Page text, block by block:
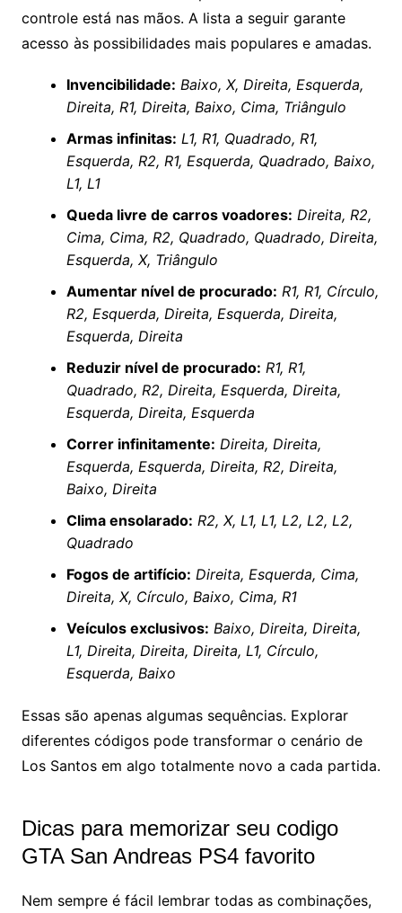
controle está nas mãos. A lista a seguir garante
acesso às possibilidades mais populares e amadas.
Invencibilidade: Baixo, X, Direita, Esquerda,
Direita, R1, Direita, Baixo, Cima, Triângulo
Armas infinitas: L1, R1, Quadrado, R1,
Esquerda, R2, R1, Esquerda, Quadrado, Baixo,
L1, L1
Queda livre de carros voadores: Direita, R2,
Cima, Cima, R2, Quadrado, Quadrado, Direita,
Esquerda, X, Triângulo
Aumentar nível de procurado: R1, R1, Círculo,
R2, Esquerda, Direita, Esquerda, Direita,
Esquerda, Direita
Reduzir nível de procurado: R1, R1,
Quadrado, R2, Direita, Esquerda, Direita,
Esquerda, Direita, Esquerda
Correr infinitamente: Direita, Direita,
Esquerda, Esquerda, Direita, R2, Direita,
Baixo, Direita
Clima ensolarado: R2, X, L1, L1, L2, L2, L2,
Quadrado
Fogos de artifício: Direita, Esquerda, Cima,
Direita, X, Círculo, Baixo, Cima, R1
Veículos exclusivos: Baixo, Direita, Direita,
L1, Direita, Direita, Direita, L1, Círculo,
Esquerda, Baixo
Essas são apenas algumas sequências. Explorar
diferentes códigos pode transformar o cenário de
Los Santos em algo totalmente novo a cada partida.
Dicas para memorizar seu codigo
GTA San Andreas PS4 favorito
Nem sempre é fácil lembrar todas as combinações,